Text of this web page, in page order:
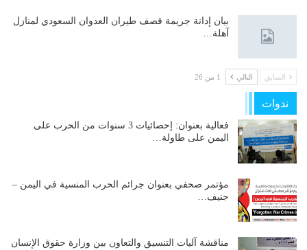
بيان إدانة جريمة قصف طيران العدوان السعودي لمنازل
آهلة…
السابق التالي 1 من 26
ندوات
فعالية بعنوان: إحصائيات 3 سنوات من الحرب على
اليمن على طاولة…
مؤتمر صحفي بعنوان جرائم الحرب المنسية في اليمن –
جنيف…
مناقشة آليات التنسيق والتعاون بين وزارة حقوق الإنسان